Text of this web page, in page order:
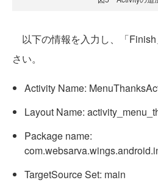
以下の情報を入力し、「
さい。
Activity Name:
Layout Name:
Package name:
TargetSource Set: main